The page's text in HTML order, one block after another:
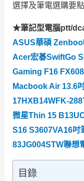
選擇及筆電選購要
★筆記型電腦ptt/
ASUS華碩
Acer宏碁SwiftGo
Gaming F16
Macbook Air 13.6
17HXB14WFK-
微星Thin 15
S16 S3607VA16吋
83JG004STW聯想
目錄